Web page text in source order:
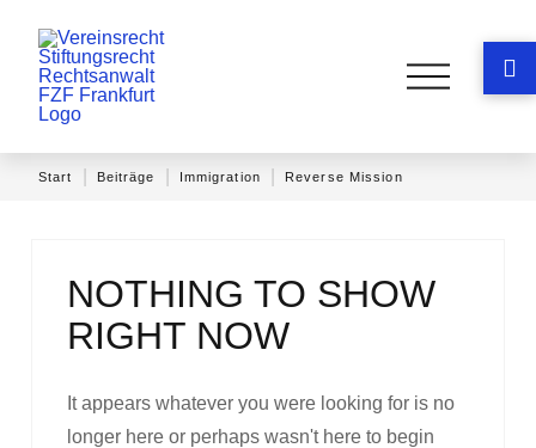
Start Beiträge Immigration Reverse Mission
NOTHING TO SHOW
RIGHT NOW
It appears whatever you were looking for is no
longer here or perhaps wasn't here to begin